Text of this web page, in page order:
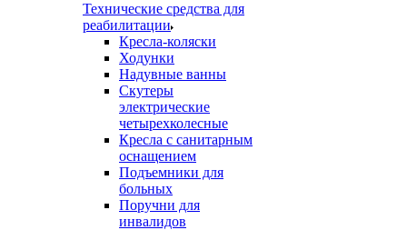
Технические средства для
реабилитации
Кресла-коляски
Ходунки
Надувные ванны
Скутеры
электрические
четырехколесные
Кресла с санитарным
оснащением
Подъемники для
больных
Поручни для
инвалидов